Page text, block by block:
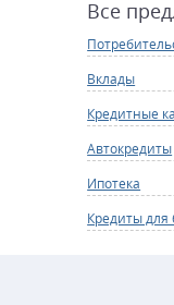
Все
Вклады
Кредитные
Автокредиты
Ипотека
Кредиты для